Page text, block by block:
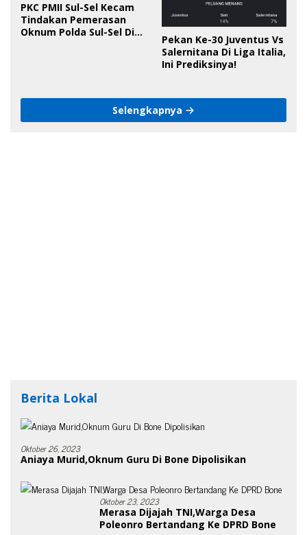
PKC PMII Sul-Sel Kecam
Tindakan Pemerasan
Oknum Polda Sul-Sel Di
Pekan Ke-30 Juventus Vs
Salernitana Di Liga Italia,
Ini Prediksinya!
Selengkapnya
Berita Lokal
Oktober 26, 2023
Aniaya Murid,Oknum Guru Di Bone Dipolisikan
Oktober 23, 2023
Merasa Dijajah TNI,Warga Desa
Poleonro Bertandang Ke DPRD Bone